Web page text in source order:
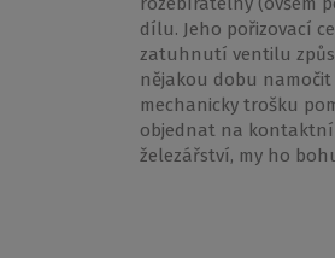
dílu. Jeho pořizovací
zatuhnutí ventilu
nějakou dobu
mechanicky trošku
objednat na
železářství, my ho